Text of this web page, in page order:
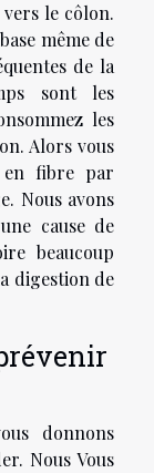
le côlon.
même de
de la
sont les
les
Alors vous
en fibre par
Nous avons
cause de
beaucoup
digestion de
donnons
Nous Vous